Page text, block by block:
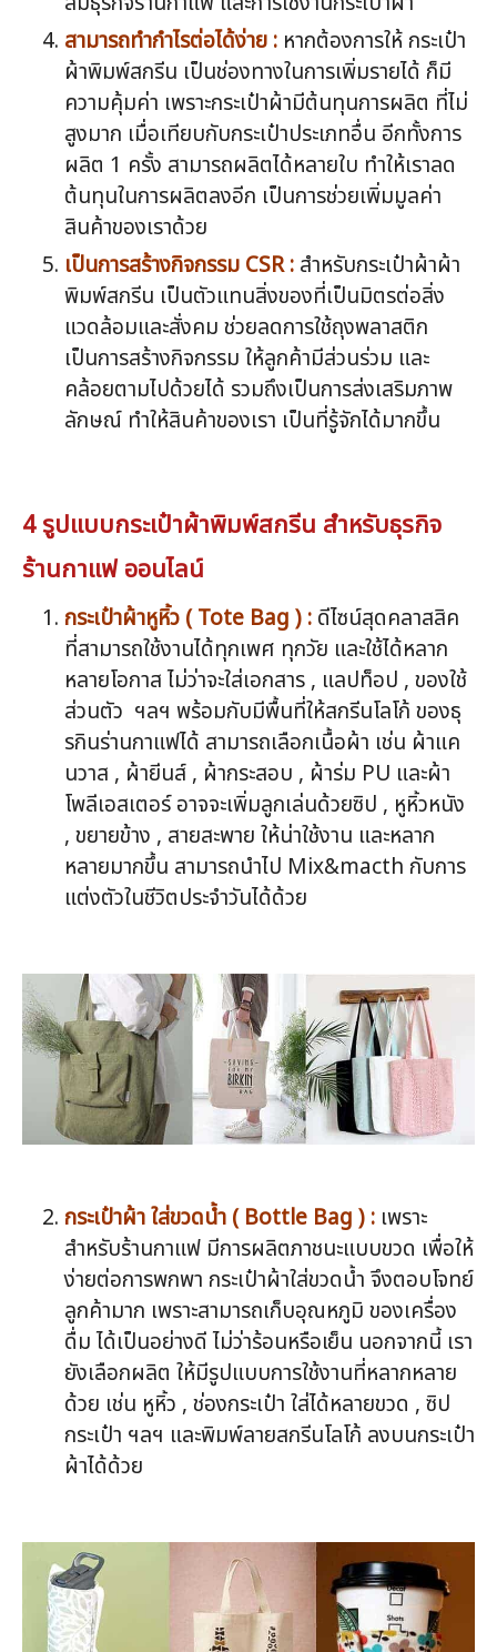
สามารถทำกำไรต่อได้ง่าย : หากต้องการให้ กระเป๋า
ผ้าพิมพ์สกรีน เป็นช่องทางในการเพิ่มรายได้ ก็มี
ความคุ้มค่า เพราะกระเป๋าผ้ามีต้นทุนการผลิต ที่ไม่
สูงมาก เมื่อเทียบกับกระเป๋าประเภทอื่น อีกทั้งการ
ผลิต 1 ครั้ง สามารถผลิตได้หลายใบ ทำให้เราลด
ต้นทุนในการผลิตลงอีก เป็นการช่วยเพิ่มมูลค่า
สินค้าของเราด้วย
เป็นการสร้างกิจกรรม CSR : สำหรับกระเป๋าผ้าผ้า
พิมพ์สกรีน เป็นตัวแทนสิ่งของที่เป็นมิตรต่อสิ่ง
แวดล้อมและสั่งคม ช่วยลดการใช้ถุงพลาสติก
เป็นการสร้างกิจกรรม ให้ลูกค้ามีส่วนร่วม และ
คล้อยตามไปด้วยได้ รวมถึงเป็นการส่งเสริมภาพ
ลักษณ์ ทำให้สินค้าของเรา เป็นที่รู้จักได้มากขึ้น
4 รูปแบบกระเป๋าผ้าพิมพ์สกรีน สำหรับธุรกิจ
ร้านกาแฟ ออนไลน์
กระเป๋าผ้าหูหิ้ว ( Tote Bag ) : ดีไซน์สุดคลาสสิค
ที่สามารถใช้งานได้ทุกเพศ ทุกวัย และใช้ได้หลาก
หลายโอกาส ไม่ว่าจะใส่เอกสาร , แลปท็อป , ของใช้
ส่วนตัว ฯลฯ พร้อมกับมีพื้นที่ให้สกรีนโลโก้ ของธุ
รกินร่านกาแฟได้ สามารถเลือกเนื้อผ้า เช่น ผ้าแค
นวาส , ผ้ายีนส์ , ผ้ากระสอบ , ผ้าร่ม PU และผ้า
โพลีเอสเตอร์ อาจจะเพิ่มลูกเล่นด้วยซิป , หูหิ้วหนัง
, ขยายข้าง , สายสะพาย ให้น่าใช้งาน และหลาก
หลายมากขึ้น สามารถนำไป Mix&macth กับการ
แต่งตัวในชีวิตประจำวันได้ด้วย
กระเป๋าผ้า ใส่ขวดน้ำ ( Bottle Bag ) : เพราะ
สำหรับร้านกาแฟ มีการผลิตภาชนะแบบขวด เพื่อให้
ง่ายต่อการพกพา กระเป๋าผ้าใส่ขวดน้ำ จึงตอบโจทย์
ลูกค้ามาก เพราะสามารถเก็บอุณหภูมิ ของเครื่อง
ดื่ม ได้เป็นอย่างดี ไม่ว่าร้อนหรือเย็น นอกจากนี้ เรา
ยังเลือกผลิต ให้มีรูปแบบการใช้งานที่หลากหลาย
ด้วย เช่น หูหิ้ว , ช่องกระเป๋า ใส่ได้หลายขวด , ซิป
กระเป๋า ฯลฯ และพิมพ์ลายสกรีนโลโก้ ลงบนกระเป๋า
ผ้าได้ด้วย